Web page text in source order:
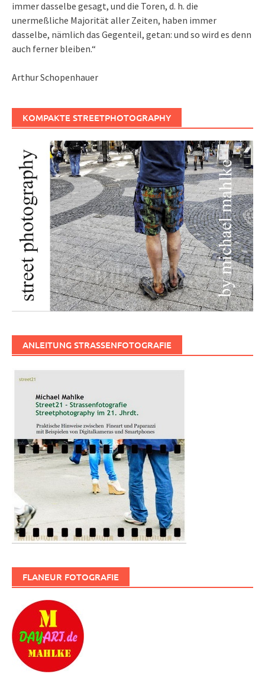
immer dasselbe gesagt, und die Toren, d. h. die
unermeßliche Majorität aller Zeiten, haben immer
dasselbe, nämlich das Gegenteil, getan: und so wird es denn
auch ferner bleiben.“
Arthur Schopenhauer
KOMPAKTE STREETPHOTOGRAPHY
ANLEITUNG STRASSENFOTOGRAFIE
FLANEUR FOTOGRAFIE